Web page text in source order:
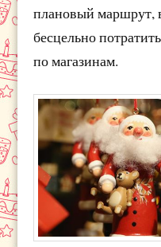
плановый маршрут,
бесцельно
по магазинам.